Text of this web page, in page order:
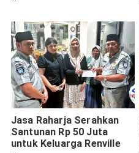
Jasa Raharja Serahkan
Santunan Rp 50 Juta
untuk Keluarga Renville